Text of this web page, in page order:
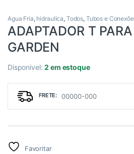
Agua Fria, hidraulica, Todos, Tubos e
ADAPTADOR T
GARDEN
Disponivel:2 em estoque
Favoritar